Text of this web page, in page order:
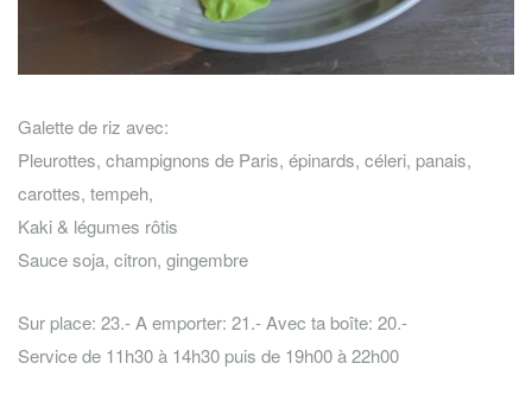
Galette de riz avec:
Pleurottes, champignons de Paris, épinards, céleri, panais,
carottes, tempeh,
Kaki & légumes rôtis
Sauce soja, citron, gingembre
Sur place: 23.- A emporter: 21.- Avec ta boîte: 20.-
Service de 11h30 à 14h30 puis de 19h00 à 22h00